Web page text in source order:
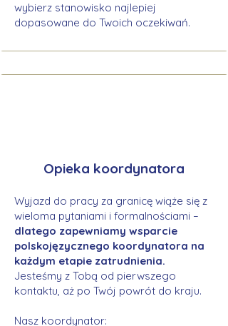
wybierz stanowisko najlepiej
dopasowane do Twoich oczekiwań.
Opieka koordynatora
Wyjazd do pracy za granicę wiąże się z
wieloma pytaniami i formalnościami –
dlatego zapewniamy wsparcie
polskojęzycznego koordynatora na
każdym etapie zatrudnienia.
Jesteśmy z Tobą od pierwszego
kontaktu, aż po Twój powrót do kraju.
Nasz koordynator: